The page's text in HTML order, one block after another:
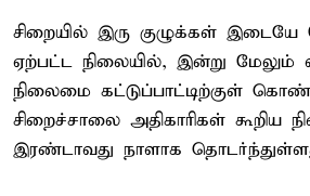
சிறையில் இரு குழுக்கள்
ஏற்பட்ட நிலையில், இன்று மேலும்
நிலைமை கட்டுப்பாட்டிற்குள்
சிறைச்சாலை அதிகாரிகள் கூறிய
இரண்டாவது நாளாக